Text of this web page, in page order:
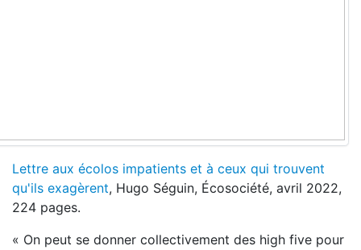
Lettre aux écolos impatients et à ceux qui trouvent
qu'ils exagèrent, Hugo Séguin, Écosociété, avril 2022,
224 pages.
« On peut se donner collectivement des high five pour